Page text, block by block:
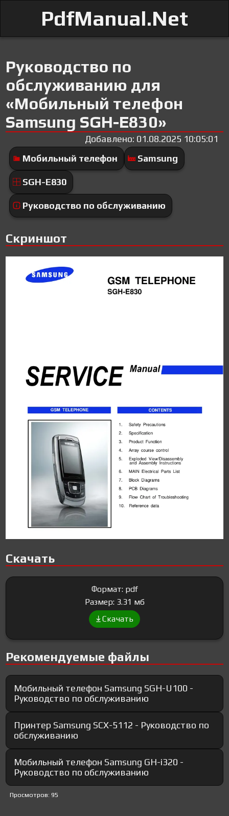
PdfManual.Net
Руководство по
обслуживанию для
«Мобильный телефон
Samsung SGH-E830»
Добавлено: 01.08.2025 10:05:01
Мобильный телефон
Samsung
SGH-E830
Руководство по обслуживанию
Скриншот
Скачать
Формат: pdf
Размер: 3.31 мб
Скачать
Рекомендуемые файлы
Мобильный телефон Samsung SGH-U100 -
Руководство по обслуживанию
Принтер Samsung SCX-5112 - Руководство по
обслуживанию
Мобильный телефон Samsung GH-i320 -
Руководство по обслуживанию
Просмотров: 95